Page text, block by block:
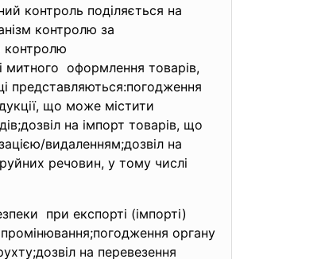
контроль поділяється на
контролю за
контролю
митного оформлення товарів,
представляються:погодження
що може містити
на імпорт товарів, що
видаленням;дозвіл на
речовин, у тому числi
при експортi (iмпортi)
органу
на перевезення